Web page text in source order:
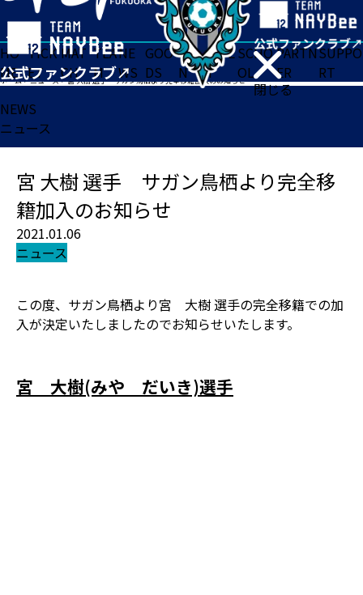
閉じる
HO
ME
TICK
ET
MAT
CH
TEA
M
NE
WS
GOO
DS
FA
N
ACADE
MY
SCHO
OL
PARTN
ER
SUPPO
RT
ホーム>ニュース>宮 大樹 選手 サガン鳥栖より完全移籍加入のお知らせ
NEWS
ニュース
宮 大樹 選手 サガン鳥栖より完全移
籍加入のお知らせ
2021.01.06
ニュース
この度、サガン鳥栖より宮 大樹 選手の完全移籍での加
入が決定いたしましたのでお知らせいたします。
宮 大樹(みや だいき)選手